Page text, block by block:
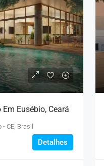
Eusébio, Ceará
CE, Brasil
Detalhes
Teixeira Joca, Eusébio - CE,